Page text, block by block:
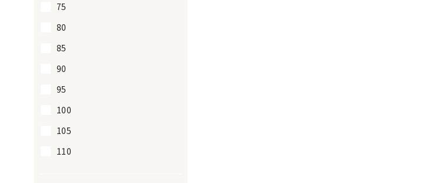
75
80
85
90
95
100
105
110